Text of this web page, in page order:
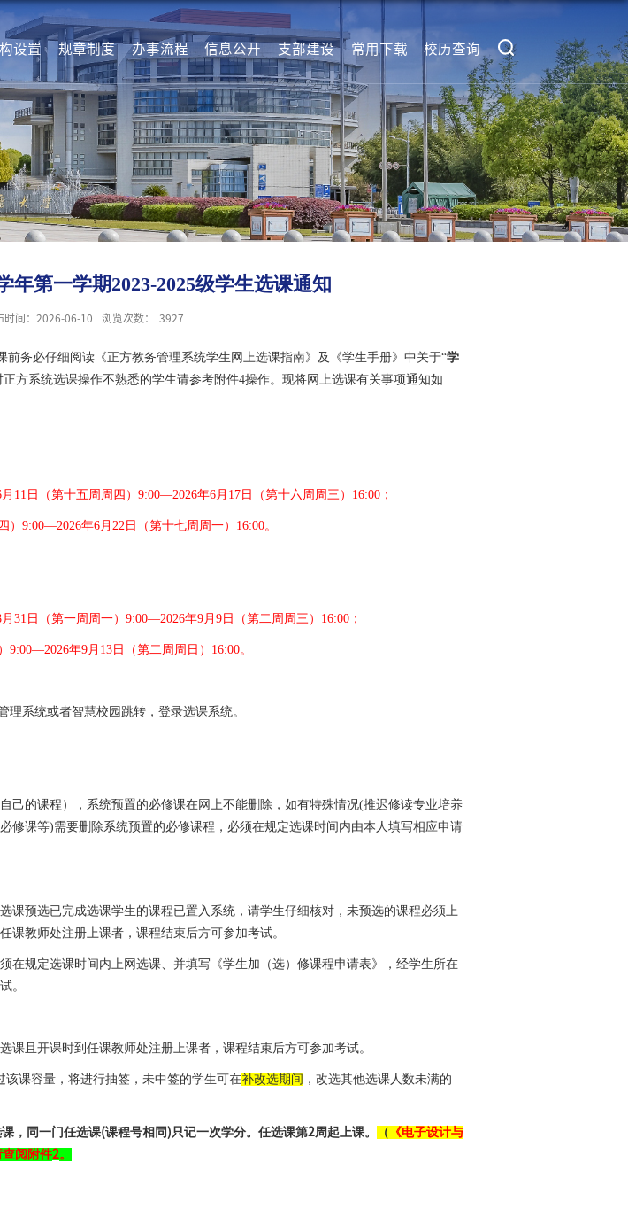
设置 规章制度 办事流程 信息公开 支部建设 常用下载 校历查询
年第一学期2023-2025级学生选课通知
时间：2026-06-10 浏览次数： 3927
前务必仔细阅读《正方教务管理系统学生网上选课指南》及《学生手册》中关于“学
正方系统选课操作不熟悉的学生请参考附件4操作。现将网上选课有关事项通知如
月 11 日（第十五周周四） 9:00—2026年6月 17 日（第十六周周三） 16:00 ；
） 9:00—2026年6月 22 日（第十七周周一） 16:00。
月 31 日（第一周周一） 9:00—2026年9月 9 日（第二周周三） 16:00 ；
9:00—2026年9月 13 日（第二周周日） 16:00。
理系统或者智慧校园跳转，登录选课系统。
己的课程），系统预置的必修课在网上不能删除，如有特殊情况(推迟修读专业培养
修课等)需要删除系统预置的必修课程，必须在规定选课时间内由本人填写相应申请
课预选已完成选课学生的课程已置入系统，请学生仔细核对，未预选的课程必须上
课教师处注册上课者，课程结束后方可参加考试。
在规定选课时间内上网选课、并填写《学生加（选）修课程申请表》，经学生所在
。
且开课时到任课教师处注册上课者，课程结束后方可参加考试。
课容量，将进行抽签，未中签的学生可在补改选期间 ，改选其他选课人数未满的
，同一门任选课(课程号相同 )只记一次学分。任选课第2周起上课。 （ 《电子设计与
阅附件2。